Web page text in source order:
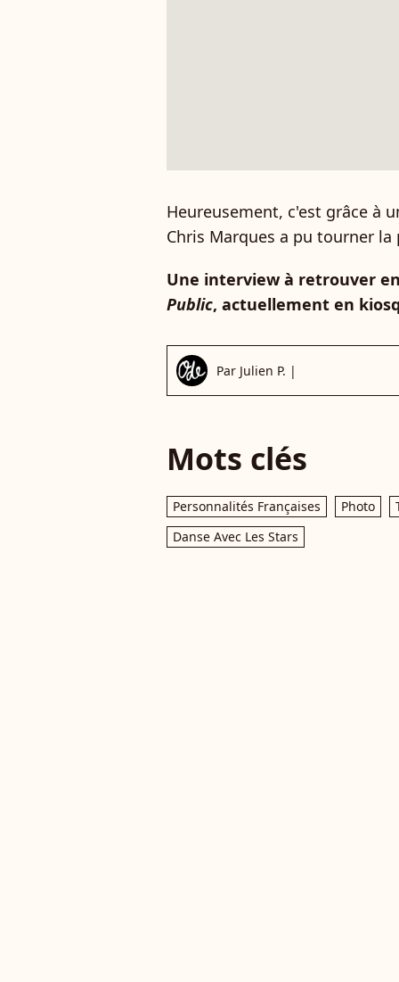
Heureusement, c'est grâce à
Chris Marques a pu tourner
Une interview à retrouver
Public, actuellement en
Par Julien P. |
Mots clés
Personnalités Françaises Photo
Danse Avec Les Stars